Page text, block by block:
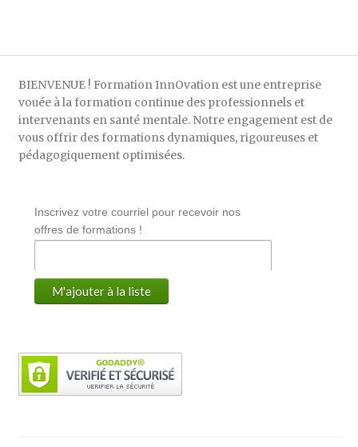
BIENVENUE ! Formation InnOvation est une entreprise
vouée à la formation continue des professionnels et
intervenants en santé mentale. Notre engagement est de
vous offrir des formations dynamiques, rigoureuses et
pédagogiquement optimisées.
Inscrivez votre courriel pour recevoir nos
offres de formations !